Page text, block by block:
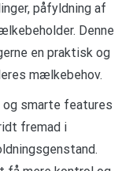
påfyldning af
Denne
en praktisk og
mælkebehov.
smarte features
fremad i